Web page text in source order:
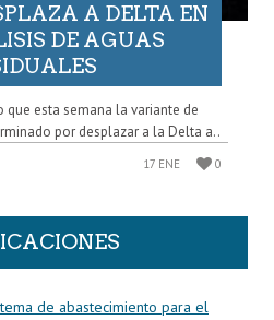
A DELTA EN
DE AGUAS
que esta semana la variante de
por desplazar a la Delta a..
17 ENE 0
de abastecimiento para el